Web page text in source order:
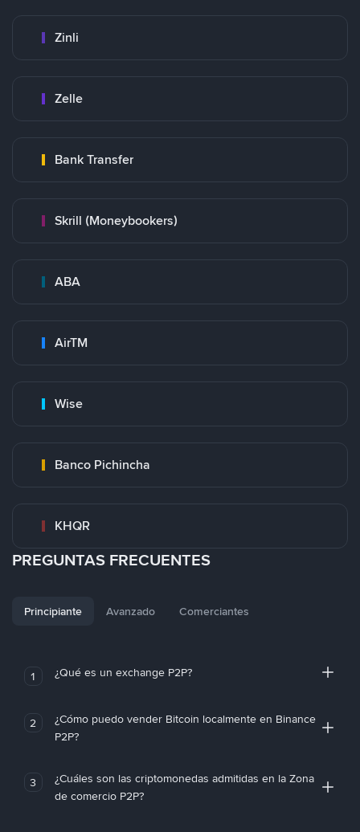
Zinli
Zelle
Bank Transfer
Skrill (Moneybookers)
ABA
AirTM
Wise
Banco Pichincha
KHQR
PREGUNTAS FRECUENTES
Principiante Avanzado Comerciantes
1 ¿Qué es un exchange P2P?
2
¿Cómo puedo vender Bitcoin localmente en Binance
P2P?
3
¿Cuáles son las criptomonedas admitidas en la Zona
de comercio P2P?